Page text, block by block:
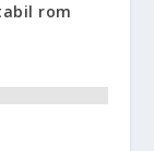
rom